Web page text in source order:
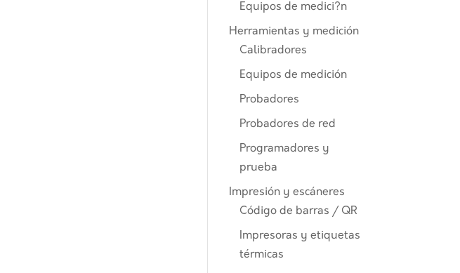
Equipos de medici?n
Herramientas y medición
Calibradores
Equipos de medición
Probadores
Probadores de red
Programadores y
prueba
Impresión y escáneres
Código de barras / QR
Impresoras y etiquetas
térmicas